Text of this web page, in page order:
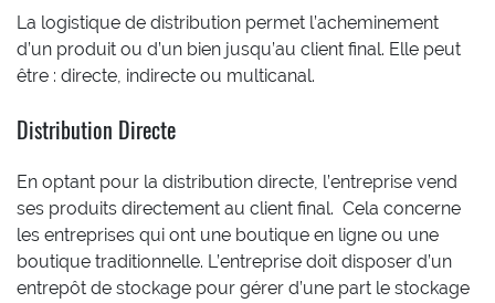
La logistique de distribution permet l’acheminement
d’un produit ou d’un bien jusqu’au client final. Elle peut
être : directe, indirecte ou multicanal.
Distribution Directe
En optant pour la distribution directe, l’entreprise vend
ses produits directement au client final. Cela concerne
les entreprises qui ont une boutique en ligne ou une
boutique traditionnelle. L’entreprise doit disposer d’un
entrepôt de stockage pour gérer d’une part le stockage